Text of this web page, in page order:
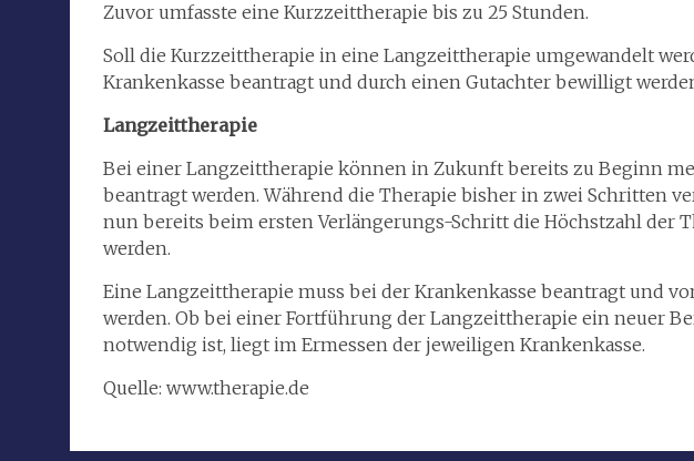
Zuvor umfasste eine Kurzzeittherapie bis zu 25 Stunden.
Soll die Kurzzeittherapie in eine Langzeittherapie umgewandelt
Krankenkasse beantragt und durch einen Gutachter bewilligt
Langzeittherapie
Bei einer Langzeittherapie können in Zukunft bereits zu Beginn
beantragt werden. Während die Therapie bisher in zwei Schritten
nun bereits beim ersten Verlängerungs-Schritt die Höchstzahl der
werden.
Eine Langzeittherapie muss bei der Krankenkasse beantragt und
werden. Ob bei einer Fortführung der Langzeittherapie ein neuer
notwendig ist, liegt im Ermessen der jeweiligen Krankenkasse.
Quelle: www.therapie.de